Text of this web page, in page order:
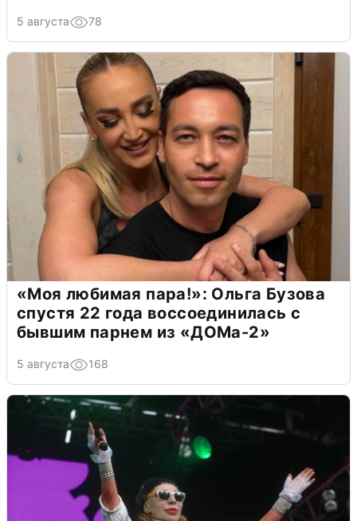
5 августа 78
«Моя любимая пара!»: Ольга Бузова
спустя 22 года воссоединилась с
бывшим парнем из «ДОМа-2»
5 августа 168